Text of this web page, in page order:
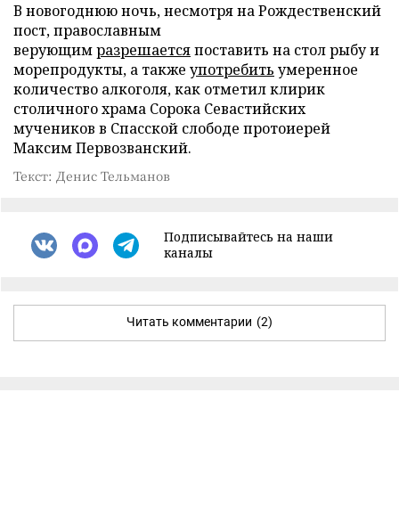
В новогоднюю ночь, несмотря на Рождественский
пост, православным
верующимразрешаетсяпоставить на стол рыбу и
морепродукты, а также употребить умеренное
количество алкоголя, как отметил клирик
столичного храма Сорока Севастийских
мучеников в Спасской слободе протоиерей
Максим Первозванский.
Текст: Денис Тельманов
Подписывайтесь на наши
каналы
Читать комментарии (2)